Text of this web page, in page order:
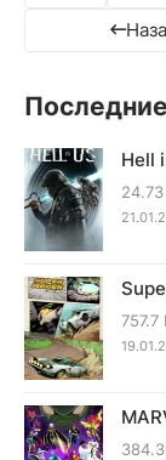
Hell